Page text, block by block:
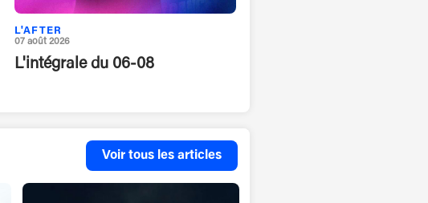
L'AFTER
07 août 2026
L'intégrale du 06-08
Voir tous les articles